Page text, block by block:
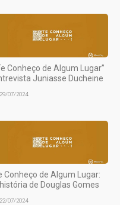
Conheço de Algum Lugar”
Juniasse Ducheine
29/07/2024
Conheço de Algum Lugar:
de Douglas Gomes
22/07/2024